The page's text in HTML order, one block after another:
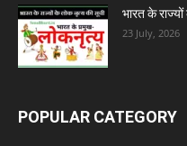
भारत के
23 July, 2026
POPULAR CATEGORY